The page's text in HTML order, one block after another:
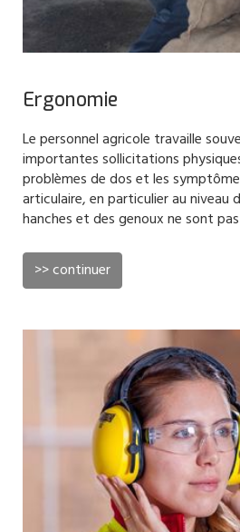
Ergonomie
Le personnel agricole travaille
importantes sollicitations
problèmes de dos et les
articulaire, en particulier au niveau
hanches et des genoux ne sont
>> continuer